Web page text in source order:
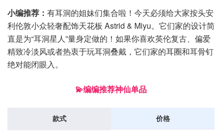
小编推荐： 有耳洞的姐妹们集合啦！今天必须给大家按头安
利伦敦小众轻奢配饰天花板 Astrid & Miyu。它们家的设计简
直是为“耳洞星人”量身定做的！如果你喜欢英伦复古、偏爱
精致冷淡风或者热衷于玩耳洞叠戴，它们家的耳圈和耳骨钉
绝对能闭眼入。
💫编编推荐神仙单品
款式 价格